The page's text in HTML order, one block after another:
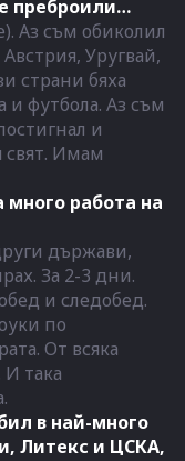
преброили…
Аз съм обиколил
Уругвай,
страни бяха
и футбола. Аз съм
и
свят. Имам
много работа на
държави,
За 2-3 дни.
и следобед.
по
От всяка
И така
в най-много
Литекс и ЦСКА,